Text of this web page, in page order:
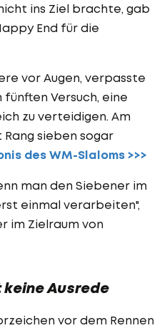
ins Ziel brachte, gab
End für die
vor Augen, verpasste
fünften Versuch, eine
zu verteidigen. Am
sieben sogar
des WM-Slaloms >>>
man den Siebener im
einmal verarbeiten",
im Zielraum von
keine Ausrede
vor dem Rennen